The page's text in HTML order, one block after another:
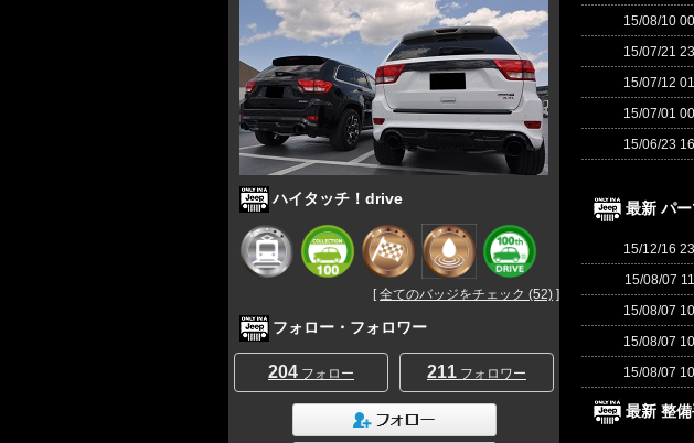
ハイタッチ！drive
[全てのバッジをチェック (52) ]
フォロー・フォロワー
204 フォロー 211 フォロワー
15/08/10
15/07/21
15/07/12
15/07/01
15/06/23
最新 パ
15/12/16
15/08/07
15/08/07
15/08/07
15/08/07
最新 整